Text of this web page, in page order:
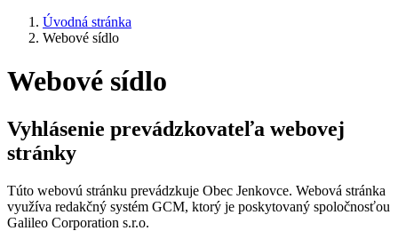
Úvodná stránka
Webové sídlo
Webové sídlo
Vyhlásenie prevádzkovateľa webovej
stránky
Túto webovú stránku prevádzkuje Obec Jenkovce. Webová stránka
využíva redakčný systém GCM, ktorý je poskytovaný spoločnosťou
Galileo Corporation s.r.o.